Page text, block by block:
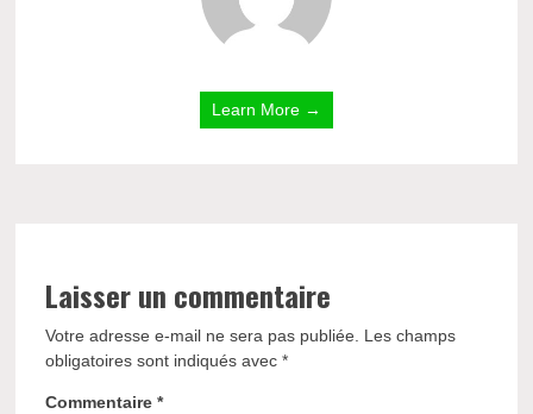
Learn More →
Laisser un commentaire
Votre adresse e-mail ne sera pas publiée. Les champs
obligatoires sont indiqués avec*
Commentaire*